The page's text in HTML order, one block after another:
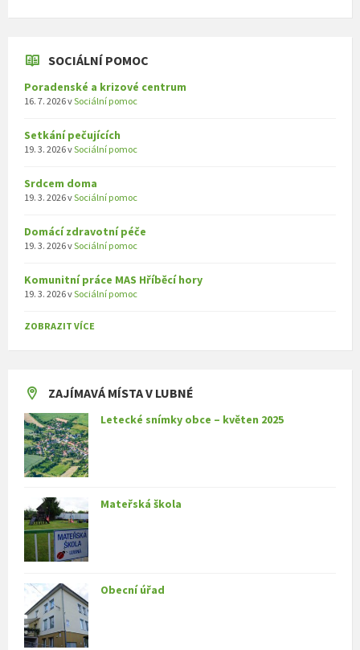
SOCIÁLNÍ POMOC
Poradenské a krizové centrum
16. 7. 2026vSociální pomoc
Setkání pečujících
19. 3. 2026vSociální pomoc
Srdcem doma
19. 3. 2026vSociální pomoc
Domácí zdravotní péče
19. 3. 2026vSociální pomoc
Komunitní práce MAS Hříběcí hory
19. 3. 2026vSociální pomoc
ZOBRAZIT VÍCE
ZAJÍMAVÁ MÍSTA V LUBNÉ
Letecké snímky obce – květen 2025
Mateřská škola
Obecní úřad